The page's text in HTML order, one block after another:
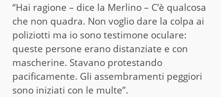
“Hai ragione – dice la Merlino – C’è qualcosa
che non quadra. Non voglio dare la colpa ai
poliziotti ma io sono testimone oculare:
queste persone erano distanziate e con
mascherine. Stavano protestando
pacificamente. Gli assembramenti peggiori
sono iniziati con le multe”.